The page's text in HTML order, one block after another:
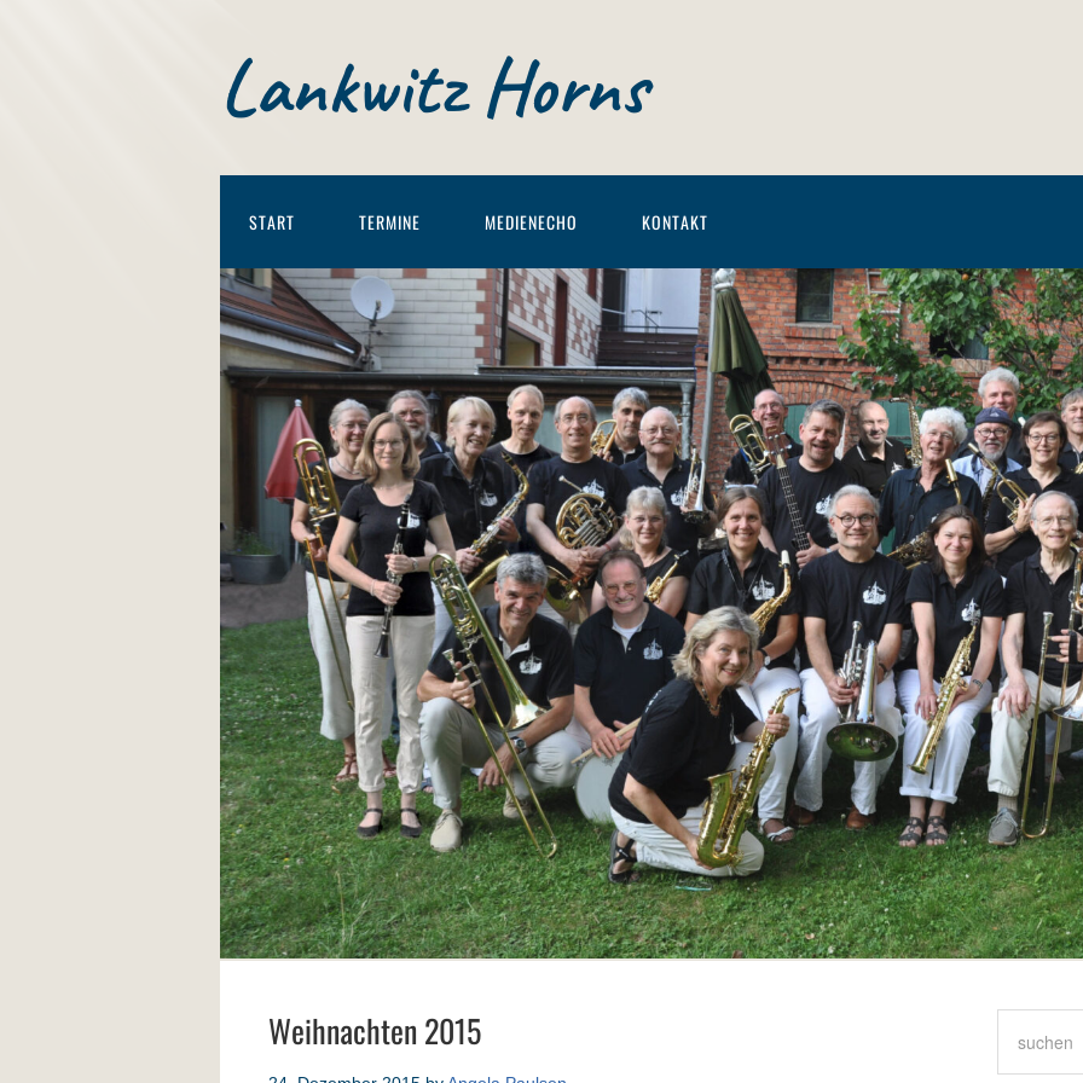
Lankwitz Horns
START TERMINE MEDIENECHO KONTAKT
Weihnachten 2015